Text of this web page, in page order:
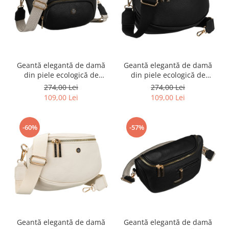
Geantă elegantă de damă
din piele ecologică de
culoare neagră - Peterson
PTR-PTN MIS-01-3520 BLAC
274,00 Lei
109,00 Lei
Geantă elegantă de damă
din piele ecologică de
culoare neagră - Peterson
PTR-PTN MIS-02-3551 BLAC
274,00 Lei
109,00 Lei
-60%
Geantă elegantă de damă
-57%
Geantă elegantă de damă